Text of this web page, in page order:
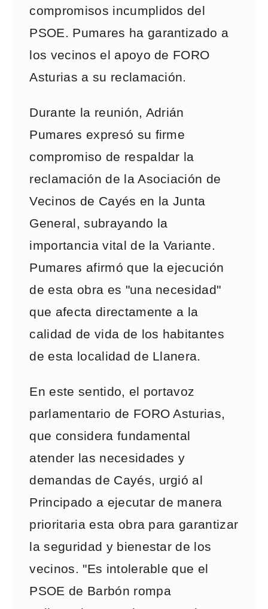
compromisos incumplidos del
PSOE. Pumares ha garantizado a
los vecinos el apoyo de FORO
Asturias a su reclamación.
Durante la reunión, Adrián
Pumares expresó su firme
compromiso de respaldar la
reclamación de la Asociación de
Vecinos de Cayés en la Junta
General, subrayando la
importancia vital de la Variante.
Pumares afirmó que la ejecución
de esta obra es "una necesidad"
que afecta directamente a la
calidad de vida de los habitantes
de esta localidad de Llanera.
En este sentido, el portavoz
parlamentario de FORO Asturias,
que considera fundamental
atender las necesidades y
demandas de Cayés, urgió al
Principado a ejecutar de manera
prioritaria esta obra para garantizar
la seguridad y bienestar de los
vecinos. "Es intolerable que el
PSOE de Barbón rompa